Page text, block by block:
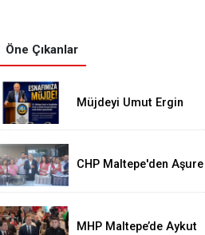
Öne Çıkanlar
Müjdeyi Umut Ergin
CHP Maltepe'den Aşure
MHP Maltepe’de Aykut